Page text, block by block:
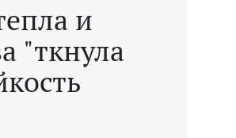
и
"ткнула